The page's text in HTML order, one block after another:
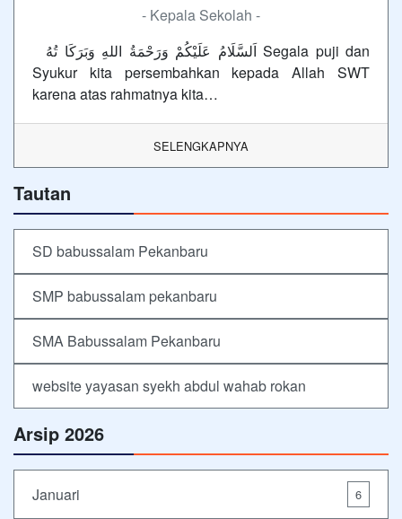
- Kepala Sekolah -
Syukur kita persembahkan kepada Allah SWT
karena atas rahmatnya kita…
SELENGKAPNYA
Tautan
SD babussalam Pekanbaru
SMP babussalam pekanbaru
SMA Babussalam Pekanbaru
website yayasan syekh abdul wahab rokan
Arsip 2026
Januari 6